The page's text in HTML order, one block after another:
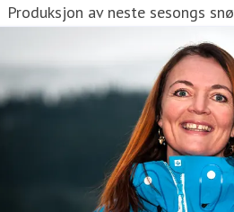
Produksjon av neste sesongs snø